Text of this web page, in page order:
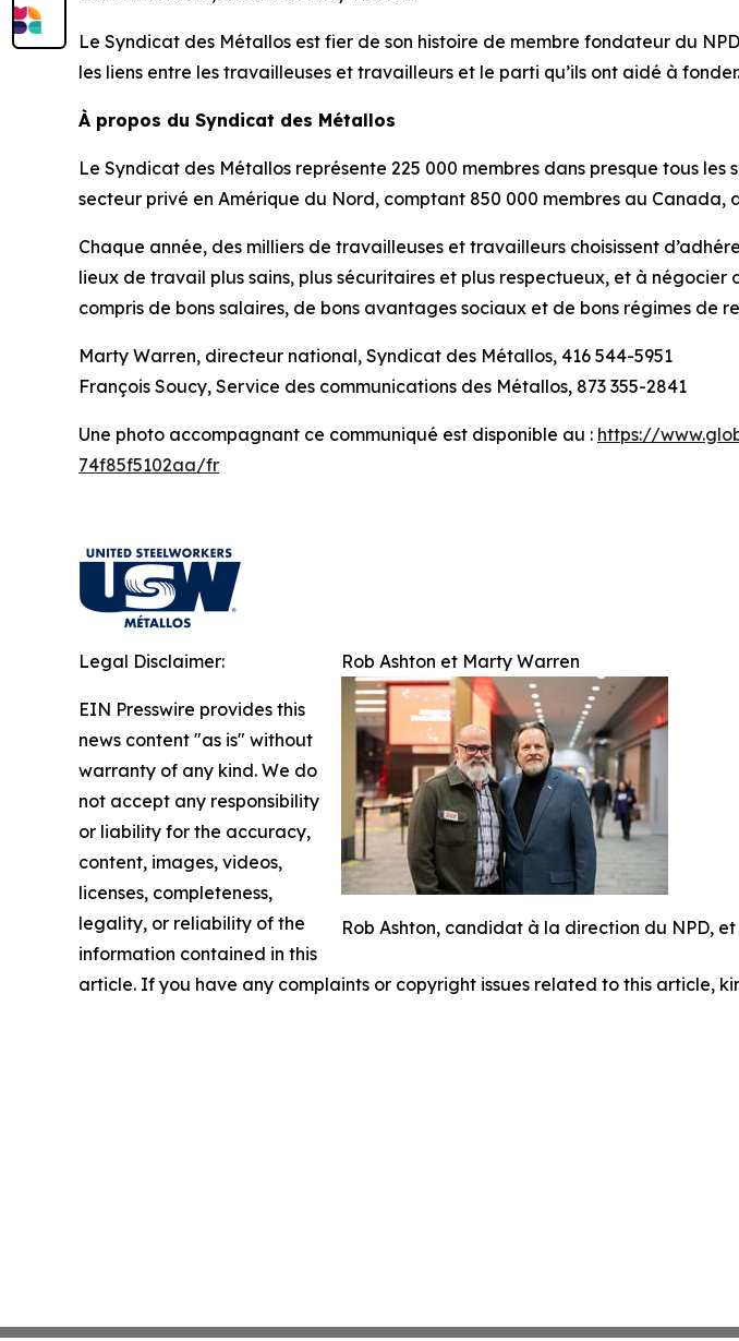
Le Syndicat des Métallos est fier de son histoire de membre fondateur du
les liens entre les travailleuses et travailleurs et le parti qu’ils ont aidé à fonder.
À propos du Syndicat des Métallos
Le Syndicat des Métallos représente 225 000 membres dans presque tous
secteur privé en Amérique du Nord, comptant 850 000 membres au Canada,
Chaque année, des milliers de travailleuses et travailleurs choisissent
lieux de travail plus sains, plus sécuritaires et plus respectueux, et à
compris de bons salaires, de bons avantages sociaux et de bons régimes de
Marty Warren, directeur national, Syndicat des Métallos, 416 544-5951
François Soucy, Service des communications des Métallos, 873 355-2841
Une photo accompagnant ce communiqué est disponible au : https://
74f85f5102aa/fr
Rob Ashton et Marty Warren
Rob Ashton, candidat à la direction du NPD,
Legal Disclaimer:
EIN Presswire provides this
news content "as is" without
warranty of any kind. We do
not accept any responsibility
or liability for the accuracy,
content, images, videos,
licenses, completeness,
legality, or reliability of the
information contained in this
article. If you have any complaints or copyright issues related to this article,